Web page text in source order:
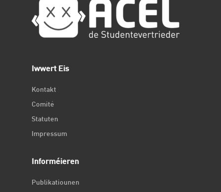
Iwwert Eis
Kontakt
Comité
Statuten
Impressum
Informéieren
Publikatiounen